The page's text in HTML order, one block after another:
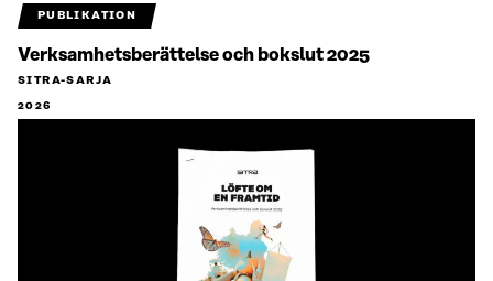
PUBLIKATION
Verksamhetsberättelse och bokslut 2025
SITRA-SARJA
2026